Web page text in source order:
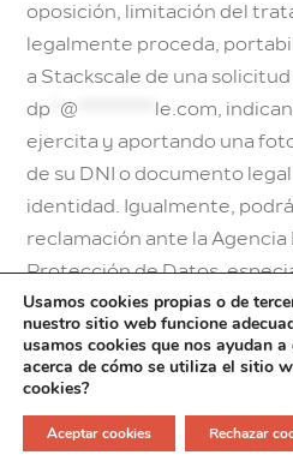
oposición, limitación del
legalmente proceda,
a Stackscale de una
dp @ le.com,
ejercita y aportando una
de su DNI o documento
identidad. Igualmente,
reclamación ante la Agencia
Protección de Datos,
haya obtenido la
derechos, a través de la
www.aepd.es.
Usamos cookies propias o de
nuestro sitio web funcione
usamos cookies que nos ayudan
acerca de cómo se utiliza el sitio
cookies?
Aceptar cookies Rechazar